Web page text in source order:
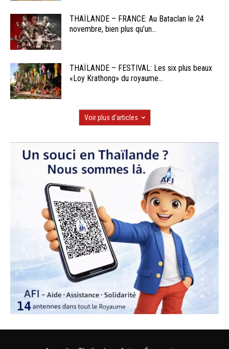
THAÏLANDE – FRANCE: Au Bataclan le 24
novembre, bien plus qu’un...
THAÏLANDE – FESTIVAL: Les six plus beaux
«Loy Krathong» du royaume...
Voir plus d'articles